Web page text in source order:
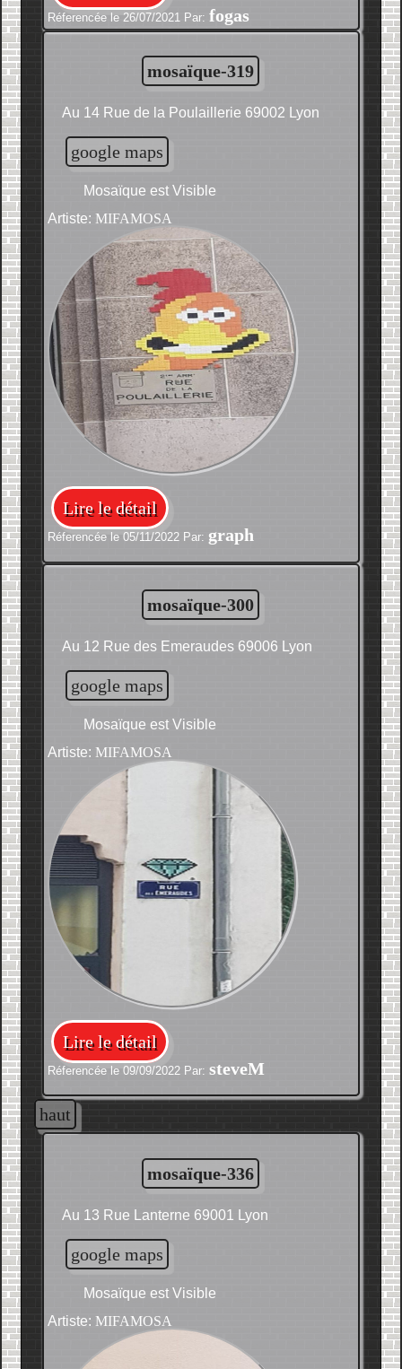
Réferencée le 26/07/2021 Par:fogas
mosaïque-319
Au 14 Rue de la Poulaillerie 69002 Lyon
google maps
Mosaïque est Visible
Artiste: MIFAMOSA
Lire le détail
Réferencée le 05/11/2022 Par: graph
mosaïque-300
Au 12 Rue des Emeraudes 69006 Lyon
google maps
Mosaïque est Visible
Artiste: MIFAMOSA
Lire le détail
Réferencée le 09/09/2022 Par:steveM
haut
mosaïque-336
Au 13 Rue Lanterne 69001 Lyon
google maps
Mosaïque est Visible
Artiste: MIFAMOSA